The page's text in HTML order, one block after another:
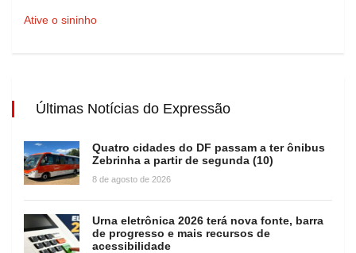
Ative o sininho
Últimas Notícias do Expressão
Quatro cidades do DF passam a ter ônibus
Zebrinha a partir de segunda (10)
8 de agosto de 2026
Urna eletrônica 2026 terá nova fonte, barra
de progresso e mais recursos de
acessibilidade